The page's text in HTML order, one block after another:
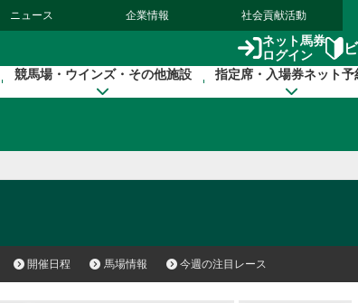
ニュース 企業情報 社会貢献活動
ネット馬券
ログイン
競馬場・ウインズ・その他施設 指定席・入場券ネット予
開催日程 馬場情報 今週の注目レース